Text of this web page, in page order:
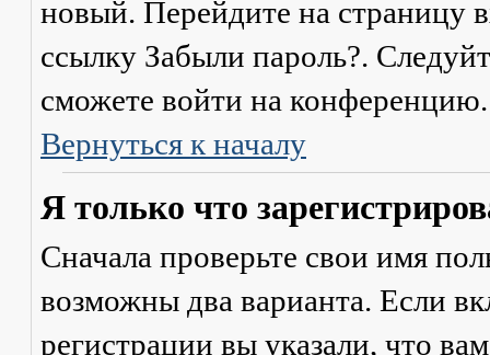
новый. Перейдите на страницу
ссылку Забыли пароль?.
сможете войти на конференцию.
Вернуться к началу
Я только что
Сначала проверьте свои имя
возможны два варианта. Если
регистрации вы указали, что